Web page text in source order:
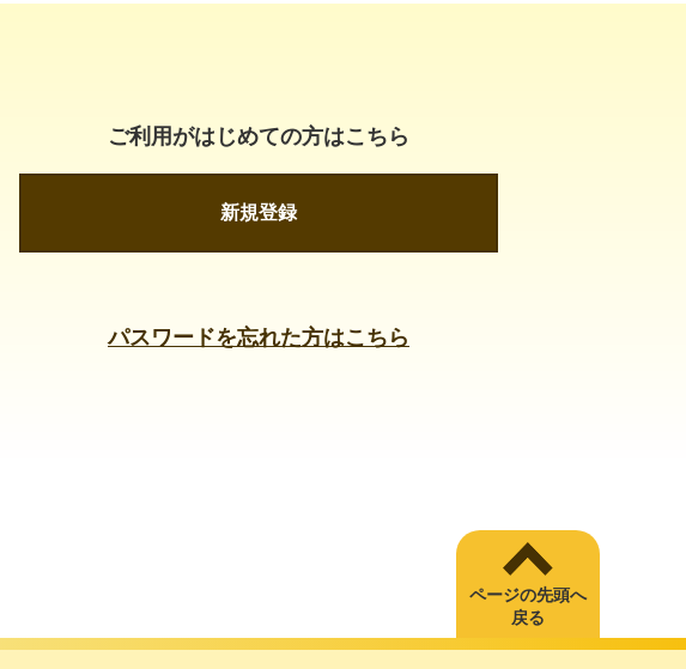
ご利用がはじめての方はこちら
新規登録
パスワードを忘れた方はこちら
ページの先頭へ
戻る